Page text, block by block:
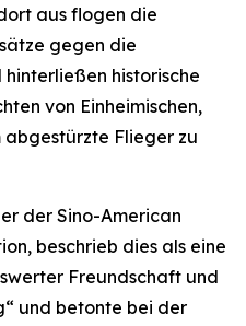
aus flogen die
gegen die
historische
von Einheimischen,
abgestürzte Flieger zu
der Sino-American
beschrieb dies als eine
Freundschaft und
und betonte bei der